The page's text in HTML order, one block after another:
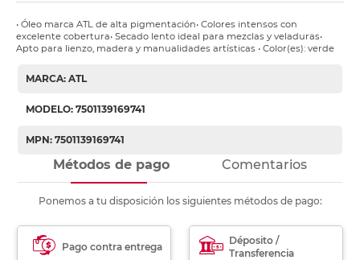
• Óleo marca ATL de alta pigmentación• Colores intensos con
excelente cobertura• Secado lento ideal para mezclas y veladuras•
Apto para lienzo, madera y manualidades artísticas • Color(es): verde
MARCA: ATL
MODELO: 7501139169741
MPN: 7501139169741
Métodos de pago Comentarios
Ponemos a tu disposición los siguientes métodos de pago:
Pago contra entrega
Déposito /
Transferencia